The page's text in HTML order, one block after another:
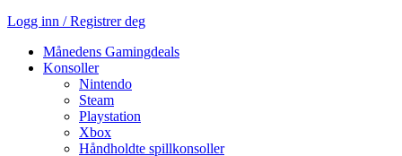
Logg inn / Registrer deg
Månedens Gamingdeals
Konsoller
Nintendo
Steam
Playstation
Xbox
Håndholdte spillkonsoller